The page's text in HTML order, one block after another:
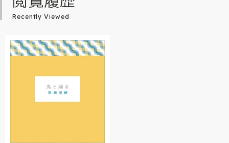
Recently Viewed